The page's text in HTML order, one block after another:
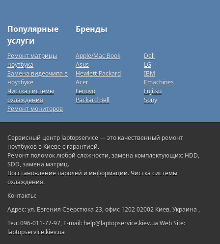
Популярные
услуги
Бренды
Ремонт матрицы
ноутбука
Замена видеочипа в
ноутбуке
Чистка системы
охлаждения
Ремонт мониторов
Apple/Mac Book
Asus
Hewlett-Packard
Acer
Lenovo
Packard Bell
Dell
LG
IBM
Emachines
Fujitsu
Sony
Сервисный центр laptopservice — это качественный ремонт
ноутбуков в Киеве с гарантией.
Ремонт поломок любой сложности, замена комплектующих: HDD,
SDD, замена матриц.
Восстановление паролей и информации. Чистка системы
охлаждения.
Контакты:
Адрес: ул. Евгения Сверстюка 23, офис 1202 02002 Киев, Украина ,
Тел: 096-011-77-97, E-mail: help@laptopservice.kiev.ua Web Site:
laptopservice.kiev.ua